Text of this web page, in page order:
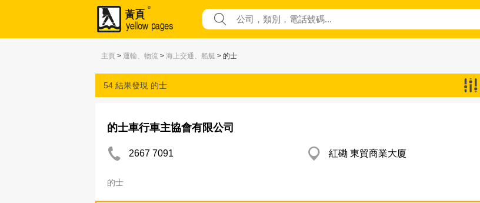
主頁 > 運輸、物流 > 海上交通、船艇 > 的士
54 結果發現 的士
的士車行車主協會有限公司
2667 7091 紅磡 東貿商業大廈
的士